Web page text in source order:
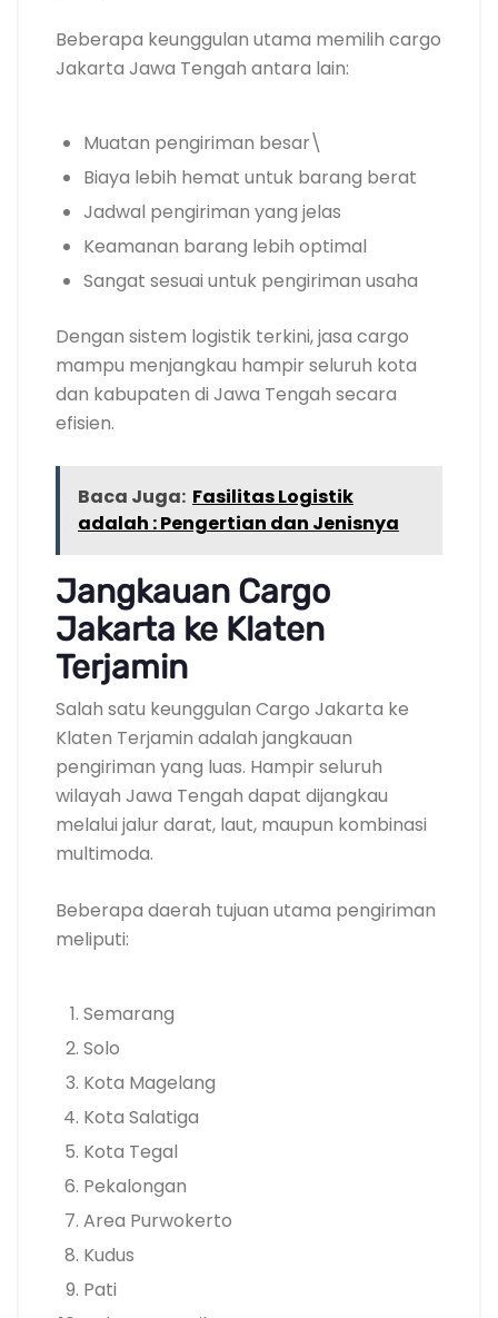
Beberapa keunggulan utama memilih cargo
Jakarta Jawa Tengah antara lain:
Muatan pengiriman besar\
Biaya lebih hemat untuk barang berat
Jadwal pengiriman yang jelas
Keamanan barang lebih optimal
Sangat sesuai untuk pengiriman usaha
Dengan sistem logistik terkini, jasa cargo
mampu menjangkau hampir seluruh kota
dan kabupaten di Jawa Tengah secara
efisien.
Baca Juga: Fasilitas Logistik
adalah : Pengertian dan Jenisnya
Jangkauan Cargo
Jakarta ke Klaten
Terjamin
Salah satu keunggulan Cargo Jakarta ke
Klaten Terjamin adalah jangkauan
pengiriman yang luas. Hampir seluruh
wilayah Jawa Tengah dapat dijangkau
melalui jalur darat, laut, maupun kombinasi
multimoda.
Beberapa daerah tujuan utama pengiriman
meliputi:
Semarang
Solo
Kota Magelang
Kota Salatiga
Kota Tegal
Pekalongan
Area Purwokerto
Kudus
Pati